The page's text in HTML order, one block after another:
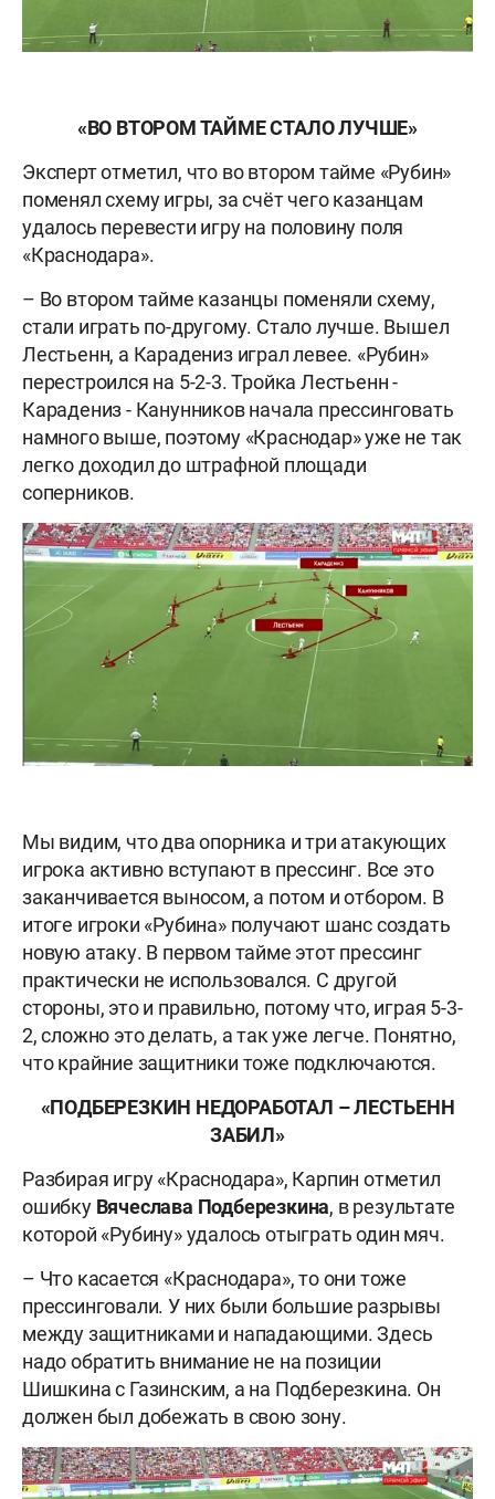
«ВО ВТОРОМ ТАЙМЕ СТАЛО ЛУЧШЕ»
Эксперт отметил, что во втором тайме «Рубин»
поменял схему игры, за счёт чего казанцам
удалось перевести игру на половину поля
«Краснодара».
– Во втором тайме казанцы поменяли схему,
стали играть по-другому. Стало лучше. Вышел
Лестьенн, а Карадениз играл левее. «Рубин»
перестроился на 5-2-3. Тройка Лестьенн -
Карадениз - Канунников начала прессинговать
намного выше, поэтому «Краснодар» уже не так
легко доходил до штрафной площади
соперников.
Мы видим, что два опорника и три атакующих
игрока активно вступают в прессинг. Все это
заканчивается выносом, а потом и отбором. В
итоге игроки «Рубина» получают шанс создать
новую атаку. В первом тайме этот прессинг
практически не использовался. С другой
стороны, это и правильно, потому что, играя 5-3-
2, сложно это делать, а так уже легче. Понятно,
что крайние защитники тоже подключаются.
«ПОДБЕРЕЗКИН НЕДОРАБОТАЛ – ЛЕСТЬЕНН
ЗАБИЛ»
Разбирая игру «Краснодара», Карпин отметил
ошибку Вячеслава Подберезкина, в результате
которой «Рубину» удалось отыграть один мяч.
– Что касается «Краснодара», то они тоже
прессинговали. У них были большие разрывы
между защитниками и нападающими. Здесь
надо обратить внимание не на позиции
Шишкина с Газинским, а на Подберезкина. Он
должен был добежать в свою зону.